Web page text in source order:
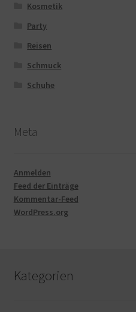
Kosmetik
Party
Reisen
Schmuck
Schuhe
Meta
Anmelden
Feed der Einträge
Kommentar-Feed
WordPress.org
Kategorien